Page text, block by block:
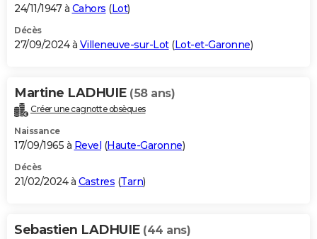
S'inscrire
Se connecter
Lycées
Collèges
Primaires
Universités
Entreprises
Service militaire
Avis de recherche
AVIS DE DÉCÈS
Bricolage
Lifestyle
Culture
Sport
Auto
Television
Voyage
Cinema
24/11/1947 à Cahors (Lot)
Décès
27/09/2024 à Villeneuve-sur-Lot(Lot-et-Garonne)
Martine LADHUIE (58 ans)
Créer une cagnotte obsèques
Naissance
17/09/1965 à Revel (Haute-Garonne)
Décès
21/02/2024 à Castres (Tarn)
Sebastien LADHUIE (44 ans)